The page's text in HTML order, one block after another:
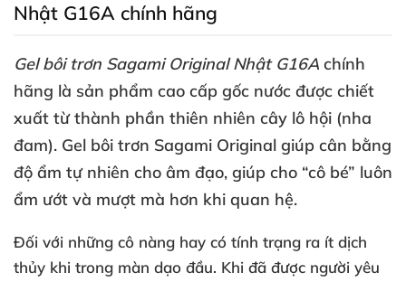
Nhật G16A chính hãng
Gel bôi trơn Sagami Original Nhật G16A chính
hãng là sản phẩm cao cấp gốc nước được chiết
xuất từ thành phần thiên nhiên cây lô hội (nha
đam). Gel bôi trơn Sagami Original giúp cân bằng
độ ẩm tự nhiên cho âm đạo, giúp cho “cô bé” luôn
ẩm ướt và mượt mà hơn khi quan hệ.
Đối với những cô nàng hay có tính trạng ra ít dịch
thủy khi trong màn dạo đầu. Khi đã được người yêu